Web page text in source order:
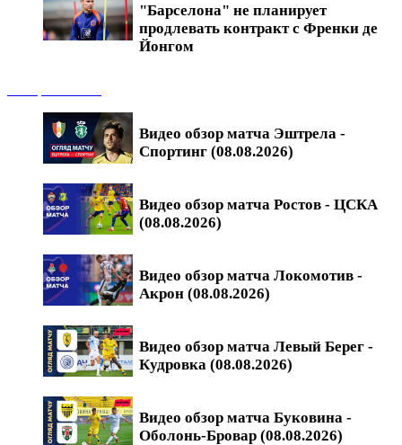
"Барселона" не планирует
продлевать контракт с Френки де
Йонгом
Видео обзор матча Эштрела -
Спортинг (08.08.2026)
Видео обзор матча Ростов - ЦСКА
(08.08.2026)
Видео обзор матча Локомотив -
Акрон (08.08.2026)
Видео обзор матча Левый Берег -
Кудровка (08.08.2026)
Видео обзор матча Буковина -
Оболонь-Бровар (08.08.2026)